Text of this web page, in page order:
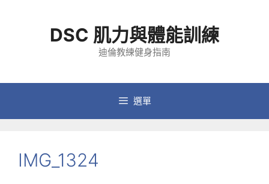
容
DSC 肌力與體能訓練
迪倫教練健身指南
選單
IMG_1324